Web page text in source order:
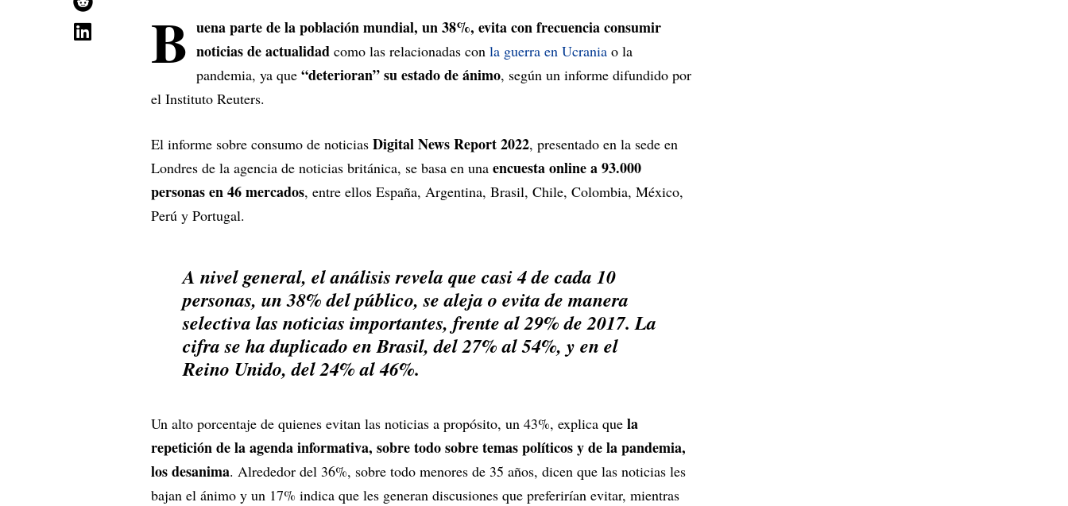
B uena parte de la población mundial, un 38%, evita con frecuencia consumir
noticias de actualidad como las relacionadas con la guerra en Ucrania o la
pandemia, ya que “deterioran” su estado de ánimo, según un informe difundido por
el Instituto Reuters.
El informe sobre consumo de noticias Digital News Report 2022, presentado en la sede en
Londres de la agencia de noticias británica, se basa en una encuesta online a 93.000
personas en 46 mercados, entre ellos España, Argentina, Brasil, Chile, Colombia, México,
Perú y Portugal.
A nivel general, el análisis revela que casi 4 de cada 10
personas, un 38% del público, se aleja o evita de manera
selectiva las noticias importantes, frente al 29% de 2017. La
cifra se ha duplicado en Brasil, del 27% al 54%, y en el
Reino Unido, del 24% al 46%.
Un alto porcentaje de quienes evitan las noticias a propósito, un 43%, explica que la
repetición de la agenda informativa, sobre todo sobre temas políticos y de la pandemia,
los desanima. Alrededor del 36%, sobre todo menores de 35 años, dicen que las noticias les
bajan el ánimo y un 17% indica que les generan discusiones que preferirían evitar, mientras